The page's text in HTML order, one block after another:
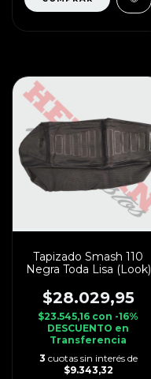
Tapizado Smash 110
Negra Toda Lisa (Look)
$28.029,95
$23.545,16 con -16%
DESCUENTO en
Transferencia
3 cuotas sin interés de
$9.343,32